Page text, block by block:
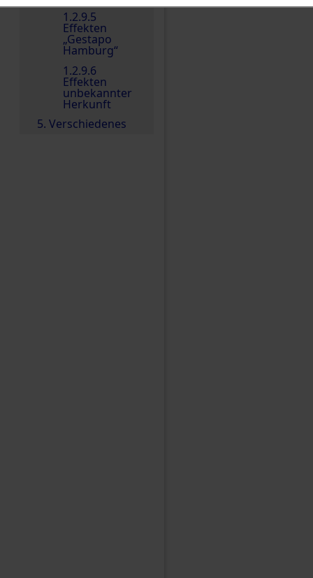
1.2.9.5
Effekten
„Gestapo
Hamburg“
1.2.9.6
Effekten
unbekannter
Herkunft
5. Verschiedenes